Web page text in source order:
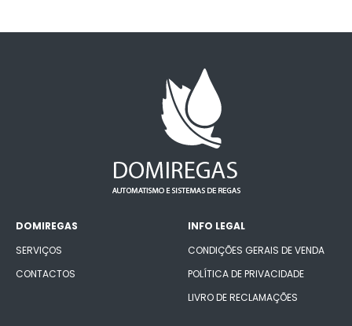
DOMIREGAS
SERVIÇOS
CONTACTOS
INFO LEGAL
CONDIÇÕES GERAIS DE VENDA
POLÍTICA DE PRIVACIDADE
LIVRO DE RECLAMAÇÕES